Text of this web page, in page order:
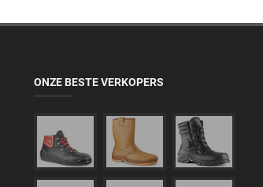
ONZE BESTE VERKOPERS